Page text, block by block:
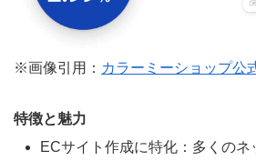
※画像引用： カラーミーショップ公
特徴と魅力
ECサイト作成に特化：多くのネ